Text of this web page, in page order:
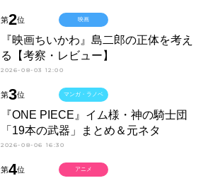
第2位
『映画ちいかわ』島二郎の正体を考え
る【考察・レビュー】
2026-08-03 12:00
映画
第3位
『ONE PIECE』イム様・神の騎士団
「19本の武器」まとめ＆元ネタ
2026-08-06 16:30
マンガ・ラノベ
第4位 アニメ